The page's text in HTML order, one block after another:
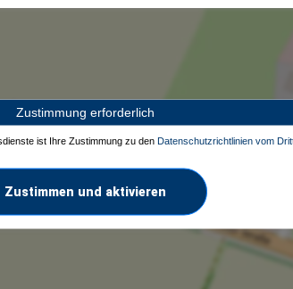
Zustimmung erforderlich
ist Ihre Zustimmung zu den Datenschutzrichtlinien vom
Zustimmen und aktivieren